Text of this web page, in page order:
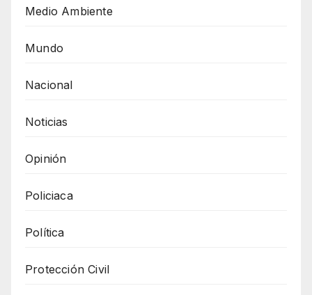
Medio Ambiente
Mundo
Nacional
Noticias
Opinión
Policiaca
Política
Protección Civil